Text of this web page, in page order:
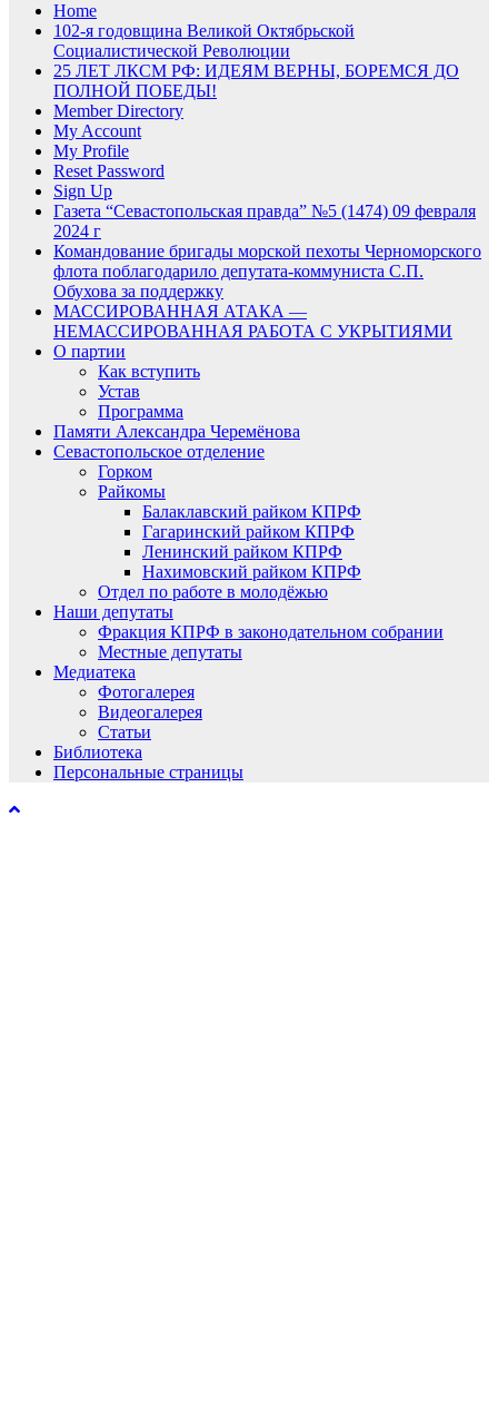
Home
102-я годовщина Великой Октябрьской
Социалистической Революции
25 ЛЕТ ЛКСМ РФ: ИДЕЯМ ВЕРНЫ, БОРЕМСЯ ДО
ПОЛНОЙ ПОБЕДЫ!
Member Directory
My Account
My Profile
Reset Password
Sign Up
Газета “Севастопольская правда” №5 (1474) 09 февраля
2024 г
Командование бригады морской пехоты Черноморского
флота поблагодарило депутата-коммуниста С.П.
Обухова за поддержку
МАССИРОВАННАЯ АТАКА —
НЕМАССИРОВАННАЯ РАБОТА С УКРЫТИЯМИ
О партии
Как вступить
Устав
Программа
Памяти Александра Черемёнова
Севастопольское отделение
Горком
Райкомы
Балаклавский райком КПРФ
Гагаринский райком КПРФ
Ленинский райком КПРФ
Нахимовский райком КПРФ
Отдел по работе в молодёжью
Наши депутаты
Фракция КПРФ в законодательном собрании
Местные депутаты
Медиатека
Фотогалерея
Видеогалерея
Статьи
Библиотека
Персональные страницы